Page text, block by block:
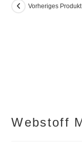
Vorheriges Produkt
Webstoff